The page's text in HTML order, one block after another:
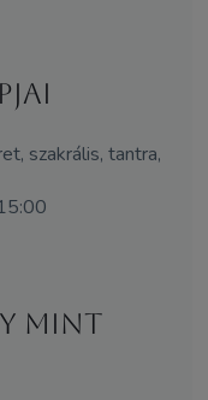
szakrális, tantra,
mint